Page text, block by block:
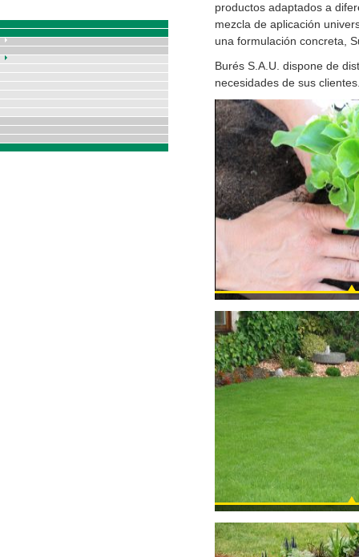
productos adaptados a
mezcla de aplicación
una formulación concreta,
Burés S.A.U. dispone de
necesidades de sus